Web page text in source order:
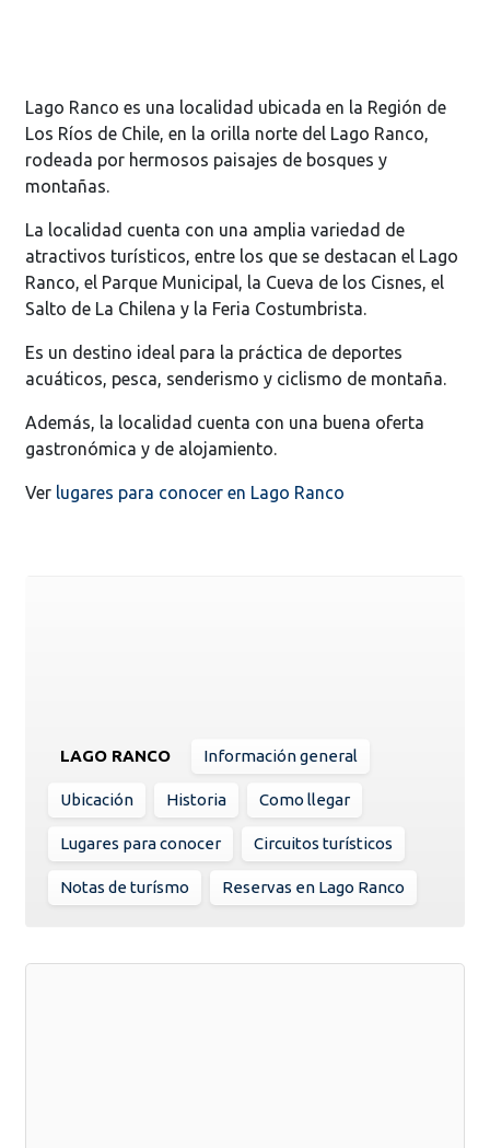
Lago Ranco es una localidad ubicada en la Región de
Los Ríos de Chile, en la orilla norte del Lago Ranco,
rodeada por hermosos paisajes de bosques y
montañas.
La localidad cuenta con una amplia variedad de
atractivos turísticos, entre los que se destacan el Lago
Ranco, el Parque Municipal, la Cueva de los Cisnes, el
Salto de La Chilena y la Feria Costumbrista.
Es un destino ideal para la práctica de deportes
acuáticos, pesca, senderismo y ciclismo de montaña.
Además, la localidad cuenta con una buena oferta
gastronómica y de alojamiento.
Ver lugares para conocer en Lago Ranco
LAGO RANCO Información general
Ubicación Historia Como llegar
Lugares para conocer Circuitos turísticos
Notas de turísmo Reservas en Lago Ranco